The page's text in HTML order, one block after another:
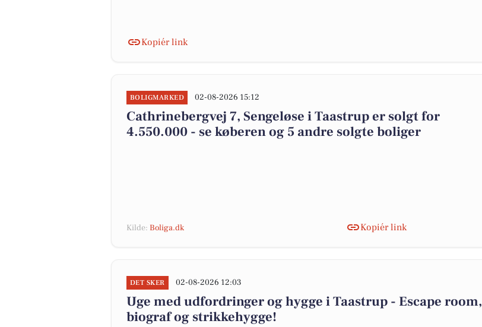
Kopiér link
BOLIGMARKED 02-08-2026 15:12
Cathrinebergvej 7, Sengeløse i Taastrup er solgt for
4.550.000 - se køberen og 5 andre solgte boliger
Kilde: Boliga.dk Kopiér link
DET SKER 02-08-2026 12:03
Uge med udfordringer og hygge i Taastrup - Escape room,
biograf og strikkehygge!